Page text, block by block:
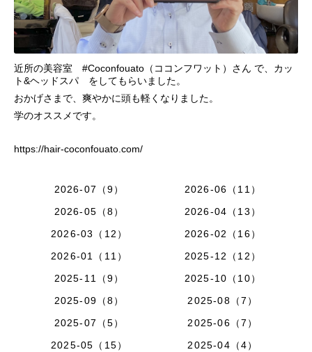
近所の美容室 #Coconfouato（ココンフワット）さん で、カッ
ト&ヘッドスパ をしてもらいました。
おかげさまで、爽やかに頭も軽くなりました。
学のオススメです。
https://hair-coconfouato.com/
2026-07（9）
2026-06（11）
2026-05（8）
2026-04（13）
2026-03（12）
2026-02（16）
2026-01（11）
2025-12（12）
2025-11（9）
2025-10（10）
2025-09（8）
2025-08（7）
2025-07（5）
2025-06（7）
2025-05（15）
2025-04（4）